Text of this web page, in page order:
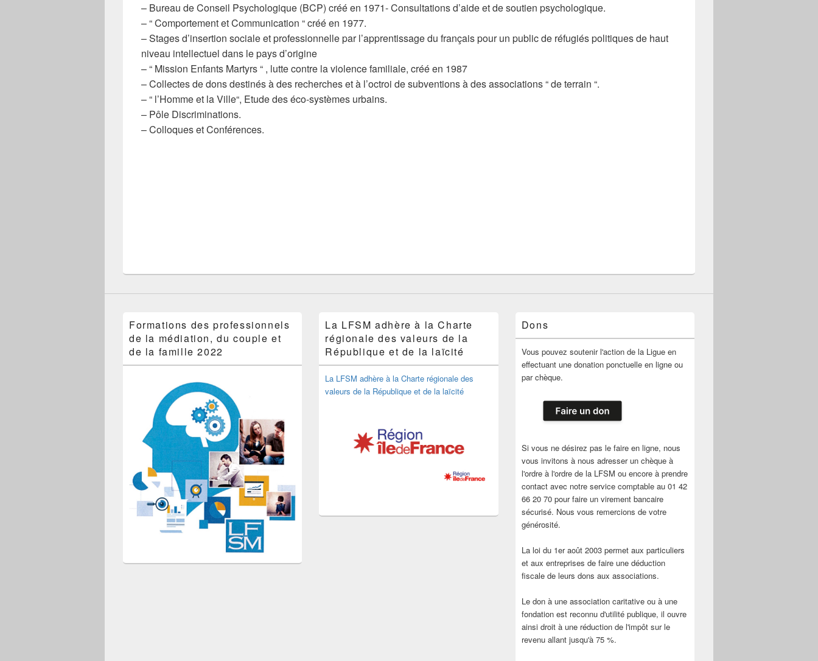
– Bureau de Conseil Psychologique (BCP) créé en 1971- Consultations d’aide et de soutien psychologique.
– “ Comportement et Communication “ créé en 1977.
– Stages d’insertion sociale et professionnelle par l’apprentissage du français pour un public de réfugiés politiques de haut
niveau intellectuel dans le pays d’origine
– “ Mission Enfants Martyrs “ , lutte contre la violence familiale, créé en 1987
– Collectes de dons destinés à des recherches et à l’octroi de subventions à des associations “ de terrain “.
– “ l’Homme et la Ville“, Etude des éco-systèmes urbains.
– Pôle Discriminations.
– Colloques et Conférences.
Formations des professionnels
de la médiation, du couple et
de la famille 2022
La LFSM adhère à la Charte
régionale des valeurs de la
République et de la laïcité
La LFSM adhère à la Charte régionale des
valeurs de la République et de la laïcité
Dons
Vous pouvez soutenir l'action de la Ligue en
effectuant une donation ponctuelle en ligne ou
par chèque.
Si vous ne désirez pas le faire en ligne, nous
vous invitons à nous adresser un chèque à
l'ordre à l'ordre de la LFSM ou encore à prendre
contact avec notre service comptable au 01 42
66 20 70 pour faire un virement bancaire
sécurisé. Nous vous remercions de votre
générosité.
La loi du 1er août 2003 permet aux particuliers
et aux entreprises de faire une déduction
fiscale de leurs dons aux associations.
Le don à une association caritative ou à une
fondation est reconnu d'utilité publique, il ouvre
ainsi droit à une réduction de l'impôt sur le
revenu allant jusqu'à 75 %.